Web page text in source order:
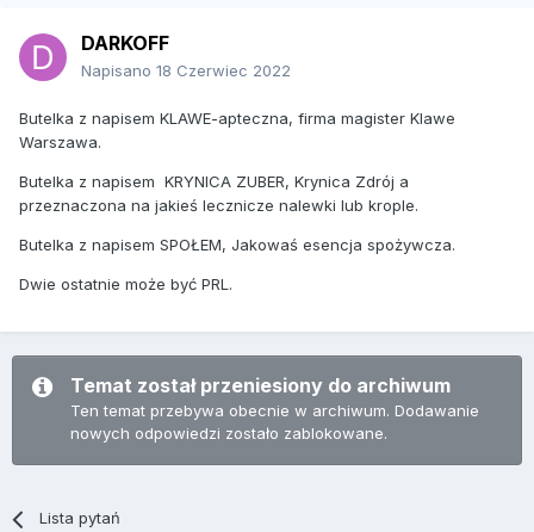
DARKOFF
Napisano 18 Czerwiec 2022
Butelka z napisem KLAWE-apteczna, firma magister Klawe
Warszawa.
Butelka z napisem KRYNICA ZUBER, Krynica Zdrój a
przeznaczona na jakieś lecznicze nalewki lub krople.
Butelka z napisem SPOŁEM, Jakowaś esencja spożywcza.
Dwie ostatnie może być PRL.
Temat został przeniesiony do archiwum
Ten temat przebywa obecnie w archiwum. Dodawanie
nowych odpowiedzi zostało zablokowane.
Lista pytań